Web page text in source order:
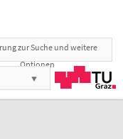
zur Suche und weitere
Optionen